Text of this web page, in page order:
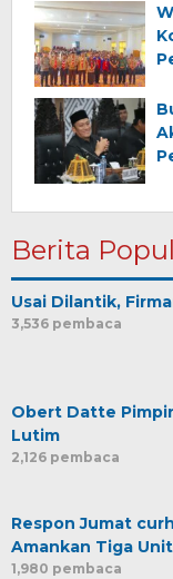
Berita
Usai Dilantik,
3,536 pembaca
Obert Datte
Lutim
2,126 pembaca
Respon Jumat
Amankan Tiga
1,980 pembaca